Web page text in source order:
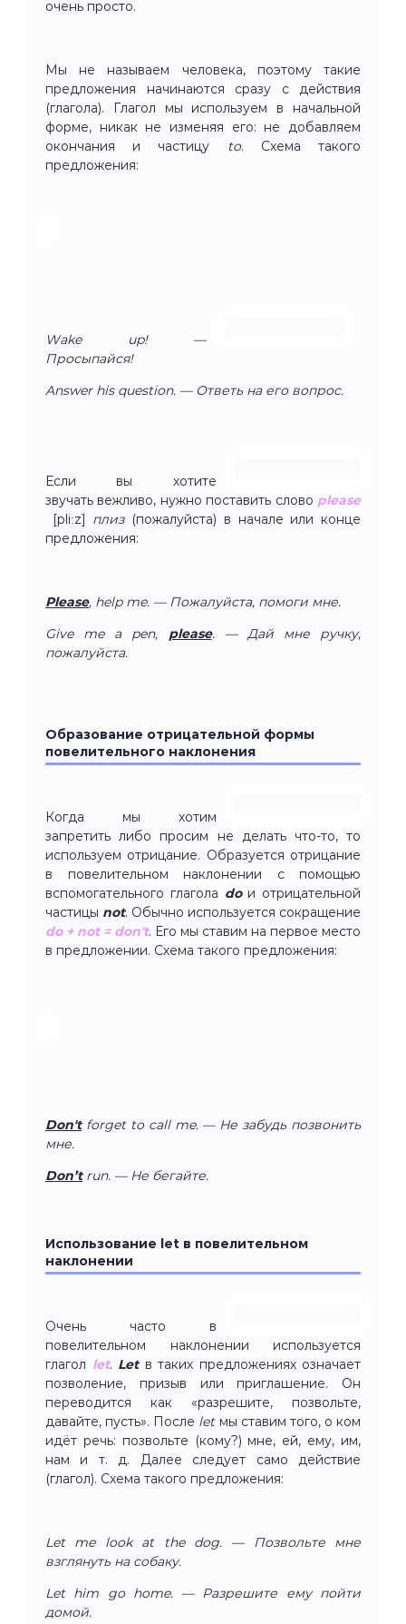
очень просто.
Мы не называем человека, поэтому такие
предложения начинаются сразу с действия
(глагола). Глагол мы используем в начальной
форме, никак не изменяя его: не добавляем
окончания и частицу
to. Схема такого
предложения:
Wake up! —
Просыпайся!
Answer his question. — Ответь на его вопрос.
Если вы хотите
звучать вежливо, нужно поставить слово please
[pliːz] плиз(пожалуйста) в начале или конце
предложения:
Please, help me. — Пожалуйста, помоги мне.
Give me a pen, please. — Дай мне ручку,
пожалуйста.
Образование отрицательной формы
повелительного наклонения
Когда мы хотим
запретить либо просим не делать что-то, то
используем отрицание. Образуется отрицание
в повелительном наклонении с помощью
вспомогательного глагола do и отрицательной
частицы not. Обычно используется сокращение
do + not = don't. Его мы ставим на первое место
в предложении. Схема такого предложения:
Don'tforget to call me. — Не забудь позвонить
мне.
Don’trun. — Не бегайте.
Использование let в повелительном
наклонении
Очень часто в
повелительном наклонении используется
глагол let. Let в таких предложениях означает
позволение, призыв или приглашение. Он
переводится как «разрешите, позвольте,
давайте, пусть». После let мы ставим того, о ком
идёт речь: позвольте (кому?) мне, ей, ему, им,
нам и т. д. Далее следует само действие
(глагол). Схема такого предложения:
Let me look at the dog. — Позвольте мне
взглянуть на собаку.
Let him go home. — Разрешите ему пойти
домой.